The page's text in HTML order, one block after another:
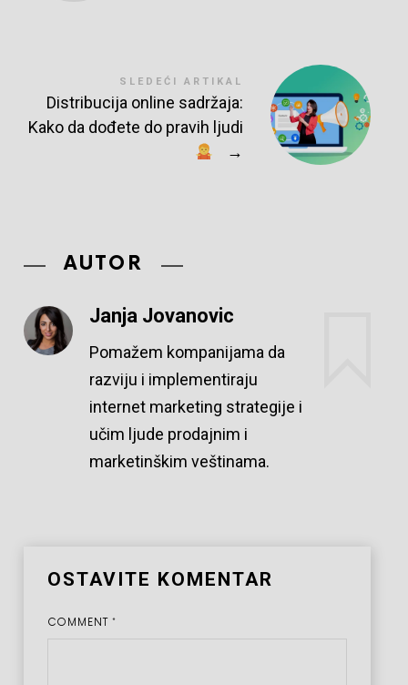
SLEDEĆI ARTIKAL
Distribucija online sadržaja:
Kako da dođete do pravih ljudi
→
AUTOR
Janja Jovanovic
Pomažem kompanijama da
razviju i implementiraju
internet marketing strategije i
učim ljude prodajnim i
marketinškim veštinama.
OSTAVITE KOMENTAR
COMMENT *